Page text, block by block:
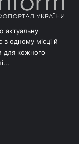
актуальну
в одному місці й
для кожного